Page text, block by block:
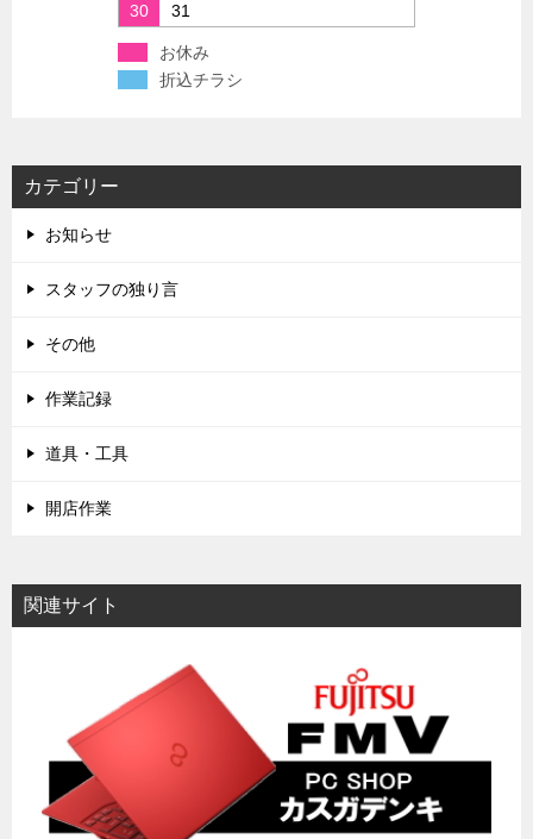
30
31
お休み
折込チラシ
カテゴリー
お知らせ
スタッフの独り言
その他
作業記録
道具・工具
開店作業
関連サイト